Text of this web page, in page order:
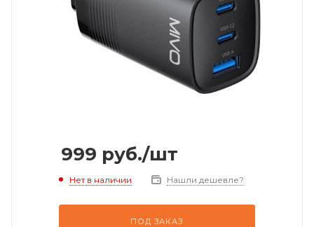
999 руб./шт
Нет в наличии Нашли дешевле?
ПОД ЗАКАЗ